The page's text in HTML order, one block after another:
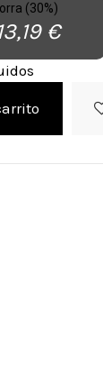
(30%)
€